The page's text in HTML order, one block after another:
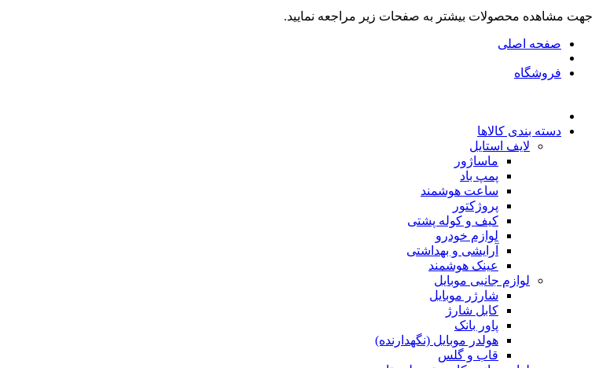
جهت مشاهده محصولات بیشتر به صفحات زیر مراجعه نمایید.
صفحه اصلی
فروشگاه
دسته بندی کالاها
لایف استایل
ماساژور
پمپ باد
ساعت هوشمند
پروژکتور
کیف و کوله پشتی
لوازم خودرو
آرایشی و بهداشتی
عینک هوشمند
لوازم جانبی موبایل
شارژر موبایل
کابل شارژ
پاور بانک
هولدر موبایل (نگهدارنده)
قاب و گلس